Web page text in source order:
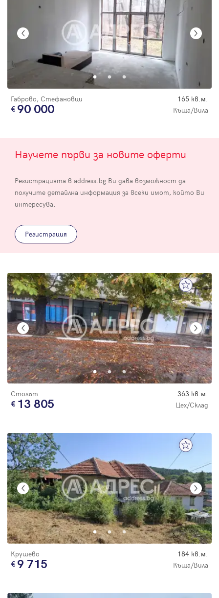
Габрово, Стефановци 165 кв.м.
90 000 Къща/Вила
Научете първи за новите оферти
Регистрацията в address.bg Ви дава възможност да
получите детайлна информация за всеки имот, който Ви
интересува.
Регистрация
Столът 363 кв.м.
13 805 Цех/Склад
Крушево 184 кв.м.
9 715 Къща/Вила